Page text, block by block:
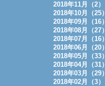
2018年11月（2）
2018年10月（25）
2018年09月（16）
2018年08月（27）
2018年07月（16）
2018年06月（20）
2018年05月（33）
2018年04月（31）
2018年03月（29）
2018年02月（3）